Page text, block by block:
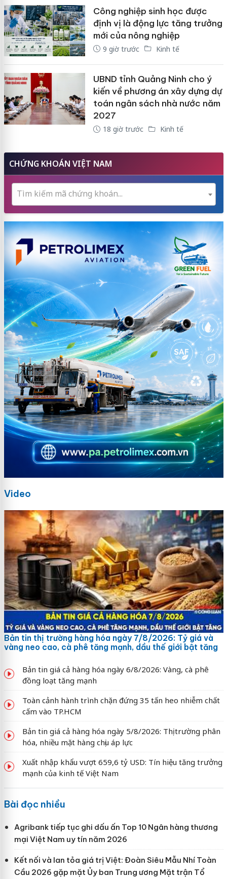
Công nghiệp sinh học được
định vị là động lực tăng trưởng
mới của nông nghiệp
9 giờ trước Kinh tế
UBND tỉnh Quảng Ninh cho ý
kiến về phương án xây dựng dự
toán ngân sách nhà nước năm
2027
18 giờ trước Kinh tế
CHỨNG KHOÁN VIỆT NAM
Tìm kiếm mã chứng khoán...
Video
Bản tin thị trường hàng hóa ngày 7/8/2026: Tỷ giá và
vàng neo cao, cà phê tăng mạnh, dầu thế giới bật tăng
Bản tin giá cả hàng hóa ngày 6/8/2026: Vàng, cà phê
đồng loạt tăng mạnh
Toàn cảnh hành trình chặn đứng 35 tấn heo nhiễm chất
cấm vào TP.HCM
Bản tin giá cả hàng hóa ngày 5/8/2026: Thị trường phân
hóa, nhiều mặt hàng chịu áp lực
Xuất nhập khẩu vượt 659,6 tỷ USD: Tín hiệu tăng trưởng
mạnh của kinh tế Việt Nam
Bài đọc nhiều
Agribank tiếp tục ghi dấu ấn Top 10 Ngân hàng thương
mại Việt Nam uy tín năm 2026
Kết nối và lan tỏa giá trị Việt: Đoàn Siêu Mẫu Nhí Toàn
Cầu 2026 gặp mặt Ủy ban Trung ương Mặt trận Tổ